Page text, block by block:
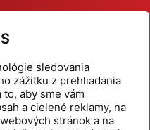
sledovania
zážitku z prehliadania
aby sme vám
a cielené reklamy, na
stránok a na